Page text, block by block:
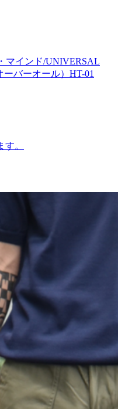
マインド/UNIVERSAL
バーオール）HT-01
。